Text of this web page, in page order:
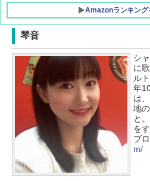
Amazonランキング
地球の歩き方
￥2,695
D40 地球の歩
力的な町 2026
￥2,079
[キャンパーズ
プテント 傘み
ッとサンシェー
ッシュ 簡単設
&ハイキング
￥6,829
PYKES PEAK
ト プライバシ
人用 折りたた
DEWEL パラソ
ラソル ガーデ
防水 UVカット
き
￥6,459
GRANDOOR
026リニューア
コンパクト 保冷
琴音
シ
に
ル
年
は
地
と
を
ブ
m/